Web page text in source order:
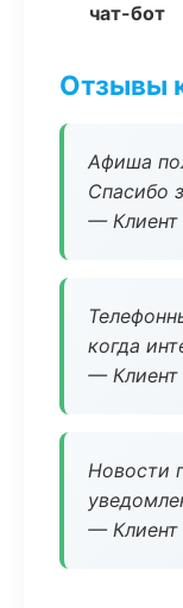
чат-бот
Отзывы
Афиша
Спасибо
— Клиент
когда
— Клиент
Новости
— Клиент